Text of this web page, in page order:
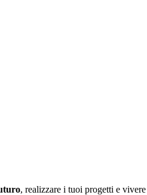
, realizzare i tuoi progetti e